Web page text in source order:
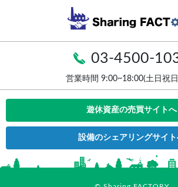
03-4500-
営業時間 9:00~18:00(土日祝
遊休資産の売買サイトへ
設備のシェアリングサイ